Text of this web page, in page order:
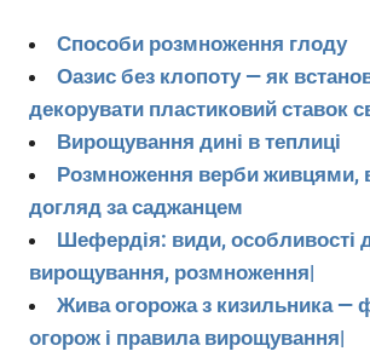
Способи розмноження глоду
Оазис без клопоту — як
декорувати пластиковий ставок
Вирощування дині в теплиці
Розмноження верби живцями,
догляд за саджанцем
Шефердія: види, особливості
вирощування, розмноження|
Жива огорожа з кизильника —
огорож і правила вирощування|